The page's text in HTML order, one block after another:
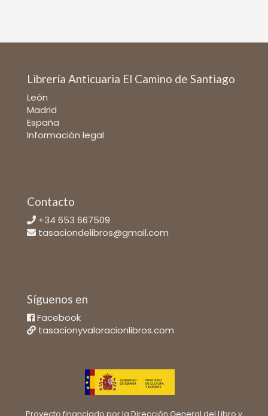
Librería Anticuaria El Camino de Santiago
León
Madrid
España
Información legal
Contacto
+34 653 667509
tasaciondelibros@gmail.com
Síguenos en
Facebook
tasacionyvaloracionlibros.com